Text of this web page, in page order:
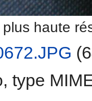
haute
type